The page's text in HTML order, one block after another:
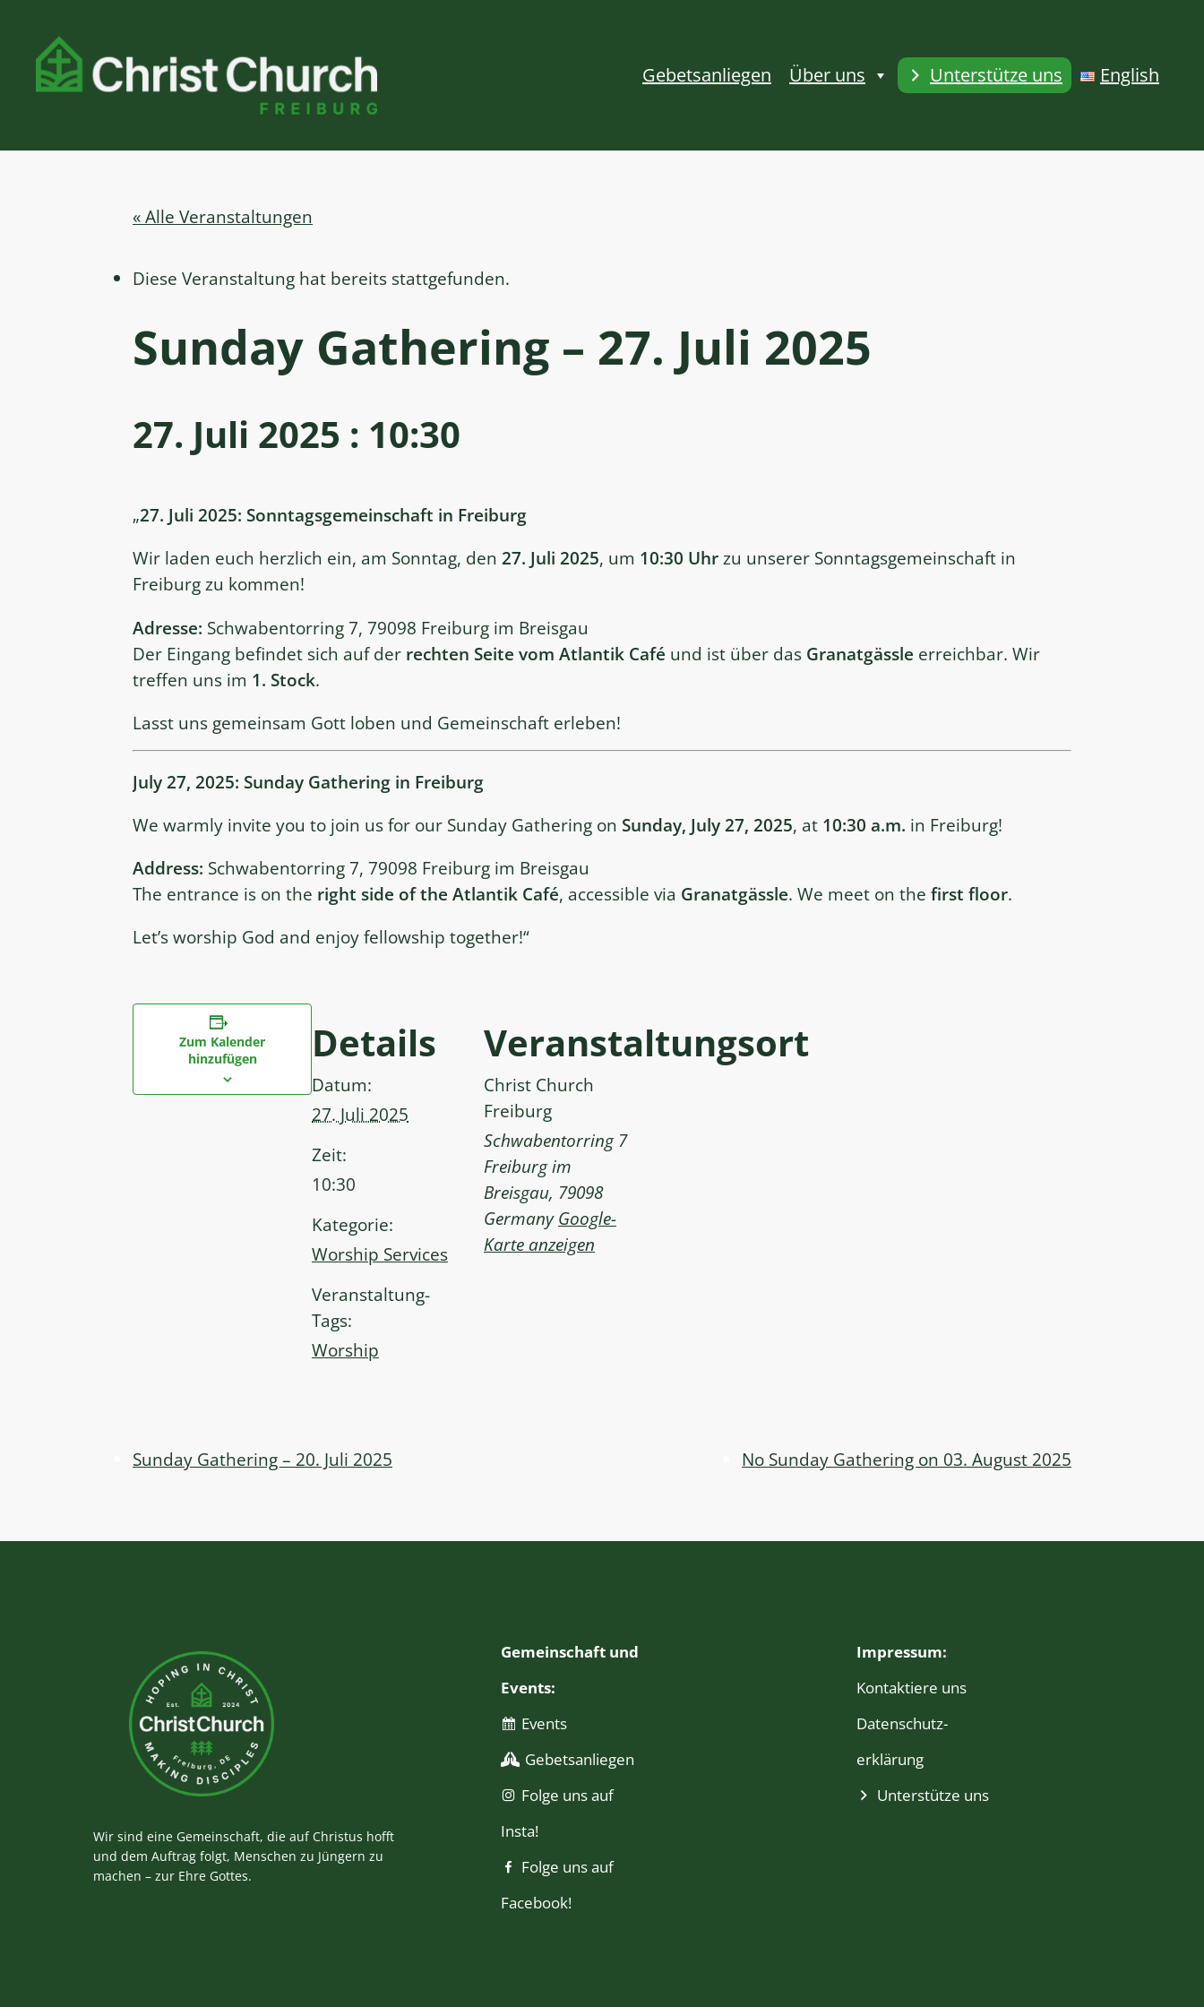
Gebetsanliegen Über uns Unterstütze uns English
« Alle Veranstaltungen
Diese Veranstaltung hat bereits stattgefunden.
Sunday Gathering – 27. Juli 2025
27. Juli 2025 : 10:30
„27. Juli 2025: Sonntagsgemeinschaft in Freiburg
Wir laden euch herzlich ein, am Sonntag, den 27. Juli 2025, um 10:30 Uhrzu unserer Sonntagsgemeinschaft in
Freiburg zu kommen!
Adresse: Schwabentorring 7, 79098 Freiburg im Breisgau
Der Eingang befindet sich auf der rechten Seite vom Atlantik Café und ist über das Granatgässle erreichbar. Wir
treffen uns im 1. Stock.
Lasst uns gemeinsam Gott loben und Gemeinschaft erleben!
July 27, 2025: Sunday Gathering in Freiburg
We warmly invite you to join us for our Sunday Gathering on Sunday, July 27, 2025, at 10:30 a.m. in Freiburg!
Address: Schwabentorring 7, 79098 Freiburg im Breisgau
The entrance is on the right side of the Atlantik Café, accessible via Granatgässle. We meet on the first floor.
Let’s worship God and enjoy fellowship together!“
Zum Kalender
hinzufügen
Details
Datum:
27. Juli 2025
Zeit:
10:30
Kategorie:
Worship Services
Veranstaltung-
Tags:
Worship
Veranstaltungsort
Christ Church
Freiburg
Schwabentorring 7
Freiburg im
Breisgau, 79098
Germany Google-
Karte anzeigen
Sunday Gathering – 20. Juli 2025 No Sunday Gathering on 03. August 2025
Wir sind eine Gemeinschaft, die auf Christus hofft
und dem Auftrag folgt, Menschen zu Jüngern zu
machen – zur Ehre Gottes.
Gemeinschaft und
Events:
Events
Gebetsanliegen
Folge uns auf
Insta!
Folge uns auf
Facebook!
Impressum:
Kontaktiere uns
Daten­schutz­
erklärung
Unterstütze uns